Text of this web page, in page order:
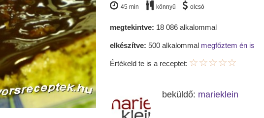
45 min könnyű olcsó
megtekintve: 18 086 alkalommal
elkészítve: 500 alkalommal megfőztem én is
Értékeld te is a receptet:
beküldő: marieklein